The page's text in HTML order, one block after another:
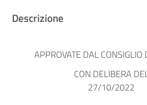
Descrizione
APPROVATE DAL CONSIGLIO
CON DELIBERA
27/10/2022